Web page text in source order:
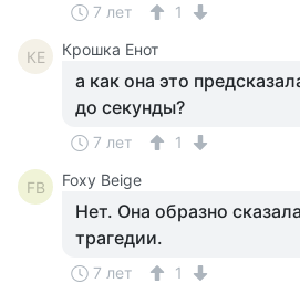
7 лет 1
КЕ Крошка Енот
а как она это
до секунды?
7 лет 1
FB Foxy Beige
Нет. Она образно
трагедии.
7 лет 1